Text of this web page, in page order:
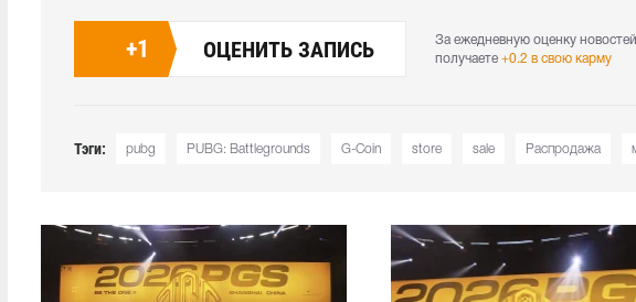
+1 ОЦЕНИТЬ ЗАПИСЬ
За ежедневную оценку
получаете +0.2 в свою карму
Тэги: pubg PUBG: Battlegrounds G-Coin store sale Распродажа